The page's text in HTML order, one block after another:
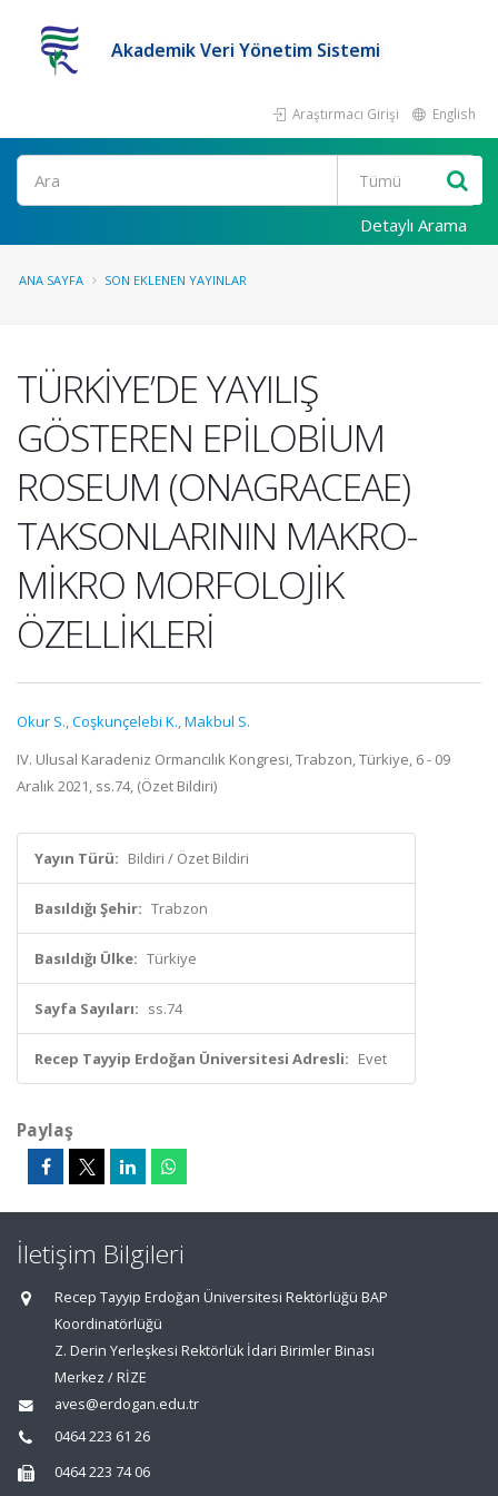
Akademik Veri Yönetim Sistemi
Araştırmacı Girişi English
Ara
Detaylı Arama
ANA SAYFA SON EKLENEN YAYINLAR
TÜRKİYE’DE YAYILIŞ
GÖSTEREN EPİLOBİUM
ROSEUM (ONAGRACEAE)
TAKSONLARININ MAKRO-
MİKRO MORFOLOJİK
ÖZELLİKLERİ
Okur S.,Coşkunçelebi K.,Makbul S.
IV. Ulusal Karadeniz Ormancılık Kongresi, Trabzon, Türkiye, 6 - 09
Aralık 2021, ss.74, (Özet Bildiri)
Yayın Türü: Bildiri / Özet Bildiri
Basıldığı Şehir: Trabzon
Basıldığı Ülke: Türkiye
Sayfa Sayıları: ss.74
Recep Tayyip Erdoğan Üniversitesi Adresli: Evet
Paylaş
İletişim Bilgileri
Recep Tayyip Erdoğan Üniversitesi Rektörlüğü BAP
Koordinatörlüğü
Z. Derin Yerleşkesi Rektörlük İdari Birimler Binası
Merkez / RİZE
aves@erdogan.edu.tr
0464 223 61 26
0464 223 74 06